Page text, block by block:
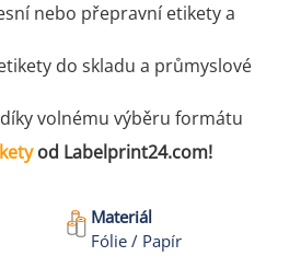
nebo přepravní etikety a
do skladu a průmyslové
volnému výběru formátu
od Labelprint24.com!
Materiál
Fólie / Papír